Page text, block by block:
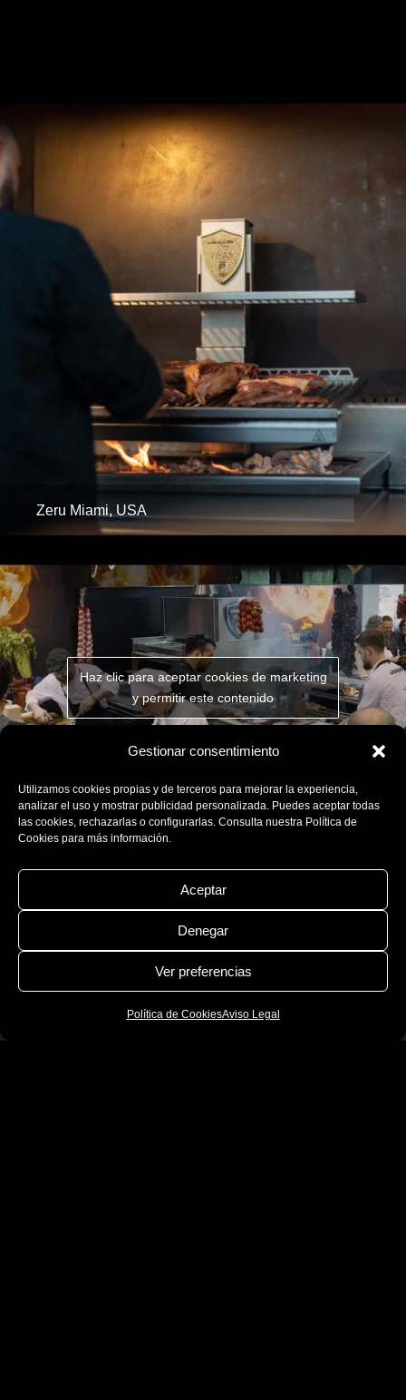
Gestionar consentimiento
Utilizamos cookies propias y de terceros para mejorar la experiencia,
analizar el uso y mostrar publicidad personalizada. Puedes aceptar todas
las cookies, rechazarlas o configurarlas. Consulta nuestra Política de
Cookies para más información.
Aceptar
Denegar
Ver preferencias
Política de CookiesAviso Legal
Zeru Miami, USA
Haz clic para aceptar cookies de marketing
y permitir este contenido
Somoked Room Madrid by Dani García